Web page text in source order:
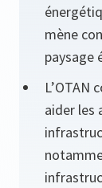
mène
paysage
L’OTAN
aider les